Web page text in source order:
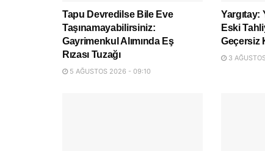
Tapu Devredilse Bile Eve
Taşınamayabilirsiniz:
Gayrimenkul Alımında Eş
Rızası Tuzağı
5 AĞUSTOS 2026 - 09:10
Yargıtay:
Eski
Geçersiz
3